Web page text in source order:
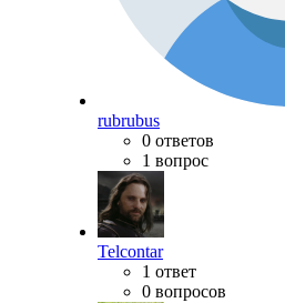
rubrubus
0 ответов
1 вопрос
Telcontar
1 ответ
0 вопросов